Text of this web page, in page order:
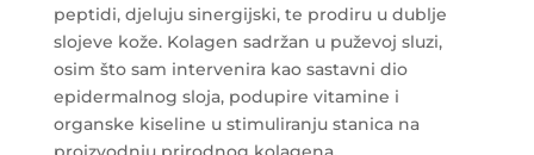
peptidi, djeluju sinergijski, te prodiru u dublje
slojeve kože. Kolagen sadržan u puževoj sluzi,
osim što sam intervenira kao sastavni dio
epidermalnog sloja, podupire vitamine i
organske kiseline u stimuliranju stanica na